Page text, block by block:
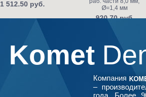
1 512.50 руб.
Ø=1,4 мм
920.70 руб.
Komet
Компания
–
года. Более